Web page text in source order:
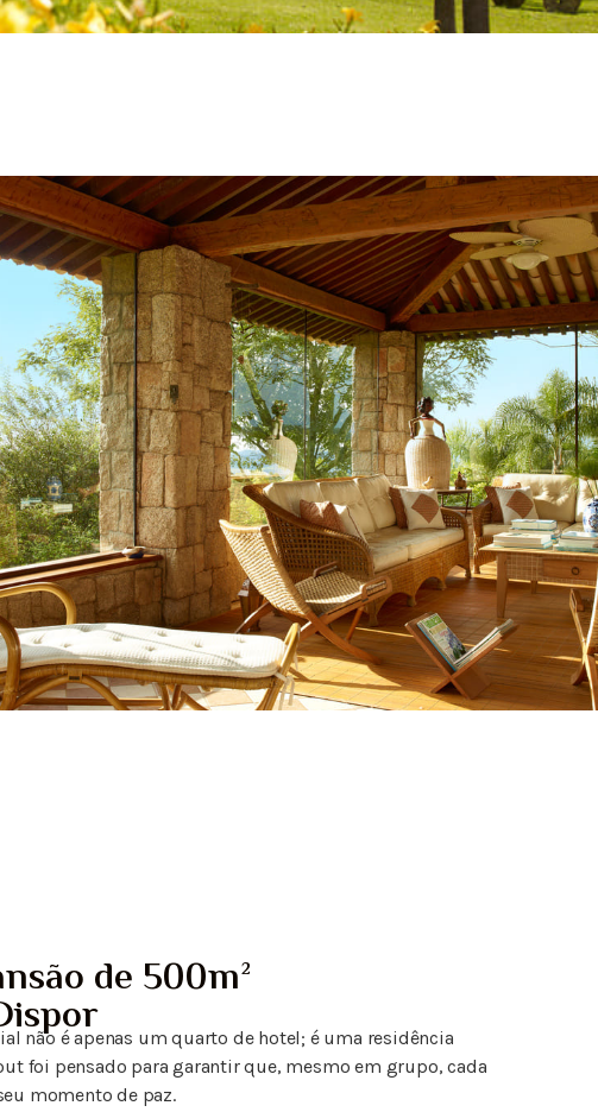
de 500m²
não é apenas um quarto de hotel; é uma residência
foi pensado para garantir que, mesmo em grupo, cada
momento de paz.